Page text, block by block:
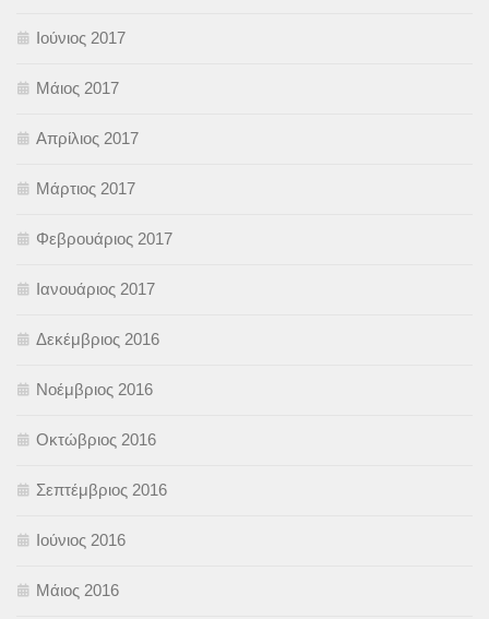
Ιούνιος 2017
Μάιος 2017
Απρίλιος 2017
Μάρτιος 2017
Φεβρουάριος 2017
Ιανουάριος 2017
Δεκέμβριος 2016
Νοέμβριος 2016
Οκτώβριος 2016
Σεπτέμβριος 2016
Ιούνιος 2016
Μάιος 2016